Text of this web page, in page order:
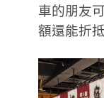
車的朋友
額還能折